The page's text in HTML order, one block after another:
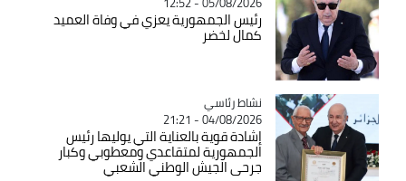
رئيس الجمهورية يعزي في وفاة العميد
كمال لخضر
Catégorie
نشاط رئاسي
04/08/2026 - 21:21
إشادة قوية بالعناية التي يوليها رئيس
الجمهورية لمتقاعدي ومعطوبي وكبار
جرحى الجيش الوطني الشعبي